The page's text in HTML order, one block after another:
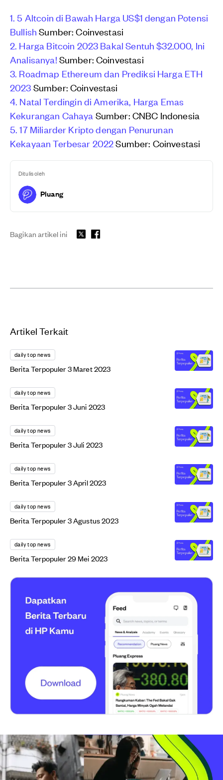
1. 5 Altcoin di Bawah Harga US$1 dengan Potensi
Bullish Sumber: Coinvestasi
2. Harga Bitcoin 2023 Bakal Sentuh $32.000, Ini
Analisanya! Sumber: Coinvestasi
3. Roadmap Ethereum dan Prediksi Harga ETH
2023 Sumber: Coinvestasi
4. Natal Terdingin di Amerika, Harga Emas
Kekurangan Cahaya Sumber: CNBC Indonesia
5. 17 Miliarder Kripto dengan Penurunan
Kekayaan Terbesar 2022Sumber: Coinvestasi
Ditulis oleh
Pluang
Bagikan artikel ini
Artikel Terkait
daily top news
Berita Terpopuler 3 Maret 2023
daily top news
Berita Terpopuler 3 Juni 2023
daily top news
Berita Terpopuler 3 Juli 2023
daily top news
Berita Terpopuler 3 April 2023
daily top news
Berita Terpopuler 3 Agustus 2023
daily top news
Berita Terpopuler 29 Mei 2023